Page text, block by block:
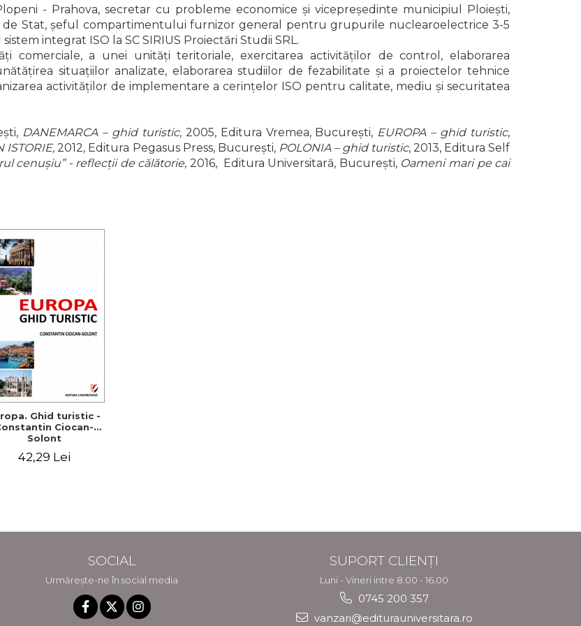
- Prahova, secretar cu probleme economice și vicepreședinte municipiul Ploiești,
de Stat, șeful compartimentului furnizor general pentru grupurile nuclearoelectrice 3-5
integrat ISO la SC SIRIUS Proiectări Studii SRL.
comerciale, a unei unități teritoriale, exercitarea activităților de control, elaborarea
situațiilor analizate, elaborarea studiilor de fezabilitate și a proiectelor tehnice
activităților de implementare a cerințelor ISO pentru calitate, mediu și securitatea
DANEMARCA – ghid turistic,2005, Editura Vremea, București, EUROPA – ghid turistic,
ISTORIE,2012, Editura Pegasus Press, București, POLONIA – ghid turistic, 2013, Editura Self
cenușiu” - reflecții de călătorie, 2016, Editura Universitară, București, Oameni mari pe cai
Ghid turistic -
Ciocan-
Solont
42,29 Lei
SOCIAL
Urmărește-ne în social media
SUPORT CLIENȚI
Luni - Vineri intre 8.00 - 16.00
0745 200 357
vanzari@editurauniversitara.ro